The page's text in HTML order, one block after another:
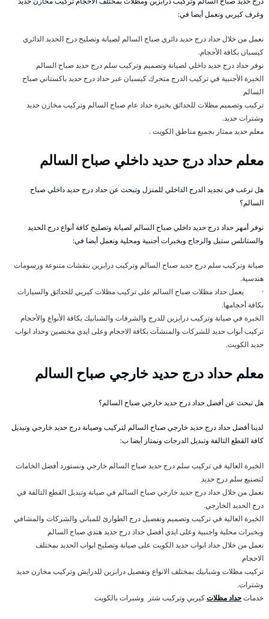
وغرف كيربي ونعمل أيضا في:
نعمل من خلال حداد درج حديد دائري صباح السالم لصيانة وتصليح درج الحديد الدائري
كيسبان بكافة الأحجام.
نوفر حداد درج حديد داخلي لصيانة وتصميم وتركيب سلم درج حديد صباح السالم
الخبرة الأجنبية في تركيب الدرج متحرك كيسبان عبر حداد درج حديد باكستاني صباح
السالم
تركيب وتصميم مظلات للحدائق بخبرة حداد عام صباح السالم وتركيب مخازن حديد
وشترات حديد.
معلم حديد ممتاز بجميع مناطق الكويت .
معلم حداد درج حديد داخلي صباح السالم
هل ترغب في تجديد الدرج الداخلي للمنزل وتبحث عن حداد درج حديد داخلي صباح
السالم؟
نوفر أمهر حداد درج حديد داخلي صباح السالم لصيانة وتصليح كافة أنواع درج الحديد
والستانلس ستيل والزجاج وبخبرات أجنبية ومحلية ونعمل أيضا في:
صيانة وتركيب سلم درج حديد صباح السالم وتركيب درابزين بنقشات متنوعة ورسومات
هندسية.
· يعمل حداد مظلات صباح السالم على تركيب مظلات كيريي للحدائق والسيارات
بكافة أحجامها.
الخبرة في صيانة وتركيب درابزين للدرج والشرفات والشبابيك بكافة الأنواع والأحجام
تركيب أبواب حديد للشركات والمنشآت بكافة الاحجام وعلى ايدي مختصين وحداد ابواب
حديد الكويت.
معلم حداد درج حديد خارجي صباح السالم
هل تبحث عن أفضل حداد درج حديد خارجي صباح السالم؟
لدينا أفضل حداد درج حديد خارجي صباح السالم لتركيب وصيانة درج حديد خارجي وتبديل
كافة القطع التالفة وتبديل الدرجات ونمتاز أيضا ب:
الخبرة العالية في تركيب سلم درج حديد صباح السالم خارجي ونستورد أفضل الخامات
لتصنيع سلم درج حديد
نعمل من خلال حداد درج حديد خارجي صباح السالم في صيانة وتبديل القطع التالفة في
درج الحديد الخارجي.
الخبرة العالية في تركيب وتصميم وتفصيل درج الطوارئ للمباني والشركات والمشافي
وبخبرات محلية واجنبية وعلى ايدي أفضل حداد درج حديد هندي صباح السالم
نعمل من خلال حداد ابواب حديد الكويت على صيانة وتصليح ابواب الحديد بمختلف
الاحجام
تركيب مظلات وشبابيك بمختلف الانواع وتفصيل درابزين للدرايش وتركيب مخازن حديد
وشترات.
خدماتحداد مظلاتكيربي وتركيب شتر وشبرات بالكويت